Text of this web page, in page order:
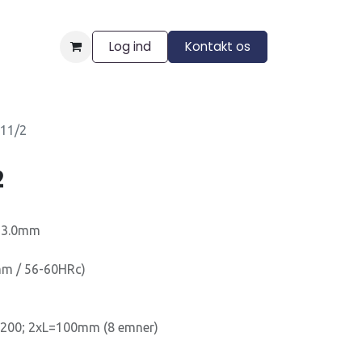
Log ind Kontakt os
2
/ 56-60HRc)
2xL=100mm (8 emner)